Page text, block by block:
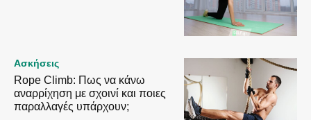
Ασκήσεις
Rope Climb: Πως να κάνω
αναρρίχηση με σχοινί και ποιες
παραλλαγές υπάρχουν;